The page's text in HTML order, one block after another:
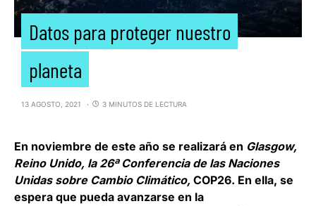
Datos para proteger nuestro
planeta
13 AGOSTO, 2021 3 MINUTOS DE LECTURA
En noviembre de este año se realizará en Glasgow,
Reino Unido, la 26ª Conferencia de las Naciones
Unidas sobre Cambio Climático, COP26. En ella, se
espera que pueda avanzarse en la